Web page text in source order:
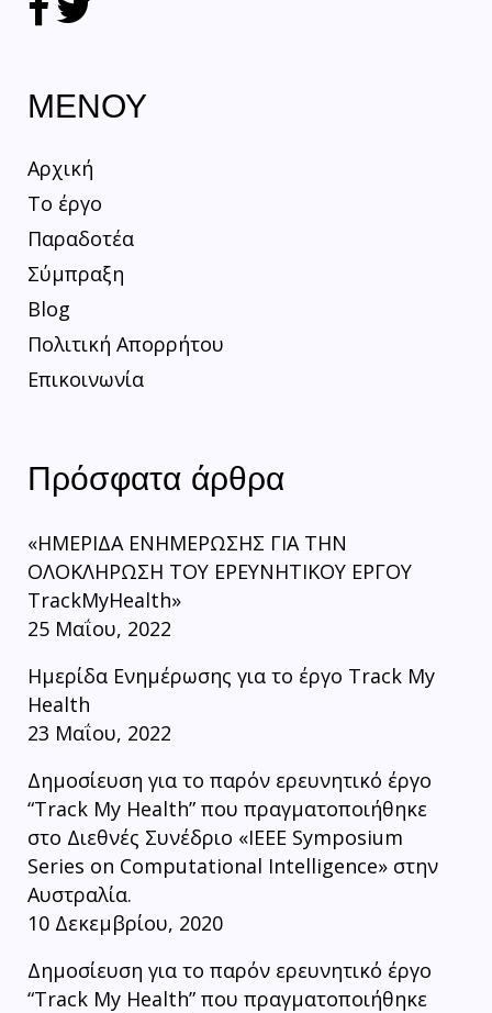
ΜΕΝΟΥ
Αρχική
Το έργο
Παραδοτέα
Σύμπραξη
Blog
Πολιτική Απορρήτου
Επικοινωνία
Πρόσφατα άρθρα
«ΗΜΕΡΙΔΑ ΕΝΗΜΕΡΩΣΗΣ ΓΙΑ ΤΗΝ
ΟΛΟΚΛΗΡΩΣΗ ΤΟΥ ΕΡΕΥΝΗΤΙΚΟΥ ΕΡΓΟΥ
TrackMyHealth»
25 Μαΐου, 2022
Ημερίδα Ενημέρωσης για το έργο Track My
Health
23 Μαΐου, 2022
Δημοσίευση για το παρόν ερευνητικό έργο
“Track My Health” που πραγματοποιήθηκε
στο Διεθνές Συνέδριο «IEEE Symposium
Series on Computational Intelligence» στην
Αυστραλία.
10 Δεκεμβρίου, 2020
Δημοσίευση για το παρόν ερευνητικό έργο
“Track My Health” που πραγματοποιήθηκε